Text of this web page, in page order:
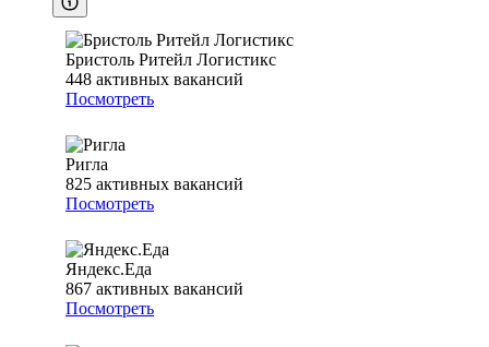
Бристоль Ритейл Логистикс
448 активных вакансий
Посмотреть
Ригла
825 активных вакансий
Посмотреть
Яндекс.Еда
867 активных вакансий
Посмотреть